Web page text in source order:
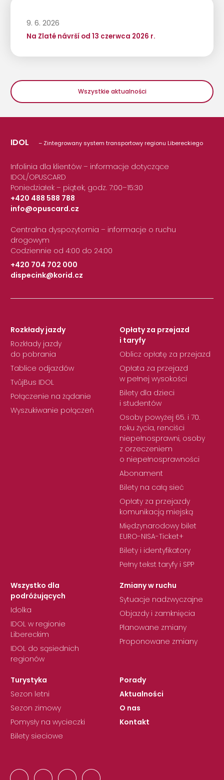
9. 6. 2026
Na Zlaté návrší od 13 czerwca 2026 r.
Wszystkie aktualności
IDOL – Zintegrowany system transportowy regionu Libereckiego
Infolinia dla klientów – informacje dotyczące
IDOL/OPUSCARD
Poniedziałek – piątek, godz. 7:00–15:30
+420 488 588 788
|
info@opuscard.cz
Centralna dyspozytornia – informacje o ruchu
drogowym
Codziennie od 4:00 do 24:00
+420 704 702 000
|
dispecink@korid.cz
Rozkłady jazdy
Rozkłady jazdy
do pobrania
Tablice odjazdów
TvůjBus IDOL
Połączenie na żądanie
Wyszukiwanie połączeń
Opłaty za przejazd
i taryfy
Oblicz opłatę za przejazd
Opłata za przejazd
w pełnej wysokości
Bilety dla dzieci
i studentów
Osoby powyżej 65. i 70.
roku życia, renciści
niepełnosprawni, osoby
z orzeczeniem
o niepełnosprawności
Abonament
Bilety na całą sieć
Opłaty za przejazdy
komunikacją miejską
Międzynarodowy bilet
EURO-NISA-Ticket+
Bilety i identyfikatory
Pełny tekst taryfy i SPP
Wszystko dla
podróżujących
Idolka
IDOL w regionie
Libereckim
IDOL do sąsiednich
regionów
Zmiany w ruchu
Sytuacje nadzwyczajne
Objazdy i zamknięcia
Planowane zmiany
Proponowane zmiany
Turystyka
Sezon letni
Sezon zimowy
Pomysły na wycieczki
Bilety sieciowe
Porady
Aktualności
O nas
Kontakt